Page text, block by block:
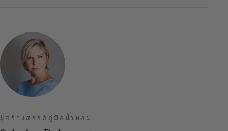
ผู้สร้างสรรค์คู่มือน้ำหอม